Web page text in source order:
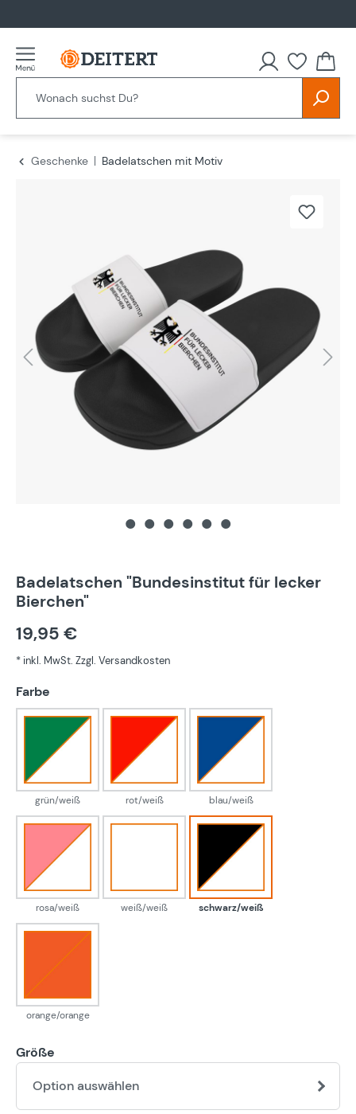
Geschenke
Badelatschen mit Motiv
Badelatschen "Bundesinstitut für lecker
Bierchen"
19,95 €
* inkl. MwSt. Zzgl. Versandkosten
Farbe
grün/weiß rot/weiß blau/weiß
rosa/weiß
rosa/weiß weiß/weiß schwarz/weiß
orange/orange
Größe
Option auswählen